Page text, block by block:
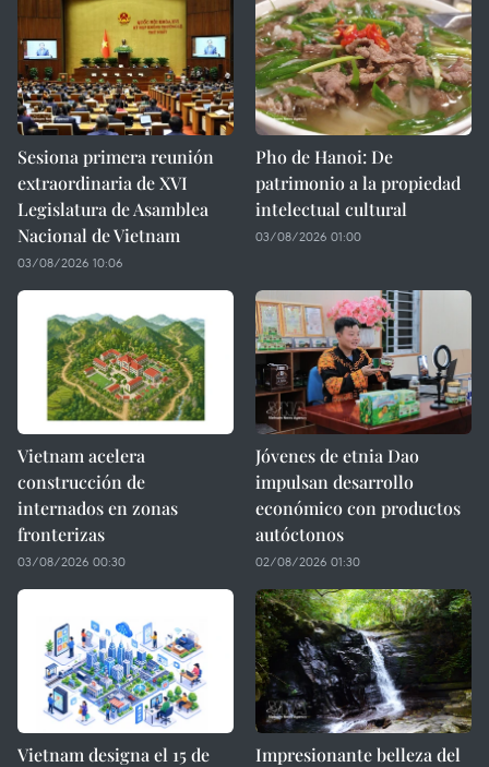
Sesiona primera reunión
extraordinaria de XVI
Legislatura de Asamblea
Nacional de Vietnam
03/08/2026 10:06
Pho de Hanoi: De
patrimonio a la propiedad
intelectual cultural
03/08/2026 01:00
Vietnam acelera
construcción de
internados en zonas
fronterizas
03/08/2026 00:30
Jóvenes de etnia Dao
impulsan desarrollo
económico con productos
autóctonos
02/08/2026 01:30
Vietnam designa el 15 de
Impresionante belleza del